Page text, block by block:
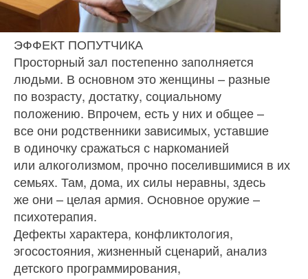
ЭФФЕКТ ПОПУТЧИКА
Просторный зал постепенно заполняется
людьми. В основном это женщины – разные
по возрасту, достатку, социальному
положению. Впрочем, есть у них и общее –
все они родственники зависимых, уставшие
в одиночку сражаться с наркоманией
или алкоголизмом, прочно поселившимися в их
семьях. Там, дома, их силы неравны, здесь
же они – целая армия. Основное оружие –
психотерапия.
Дефекты характера, конфликтология,
эгосостояния, жизненный сценарий, анализ
детского программирования,